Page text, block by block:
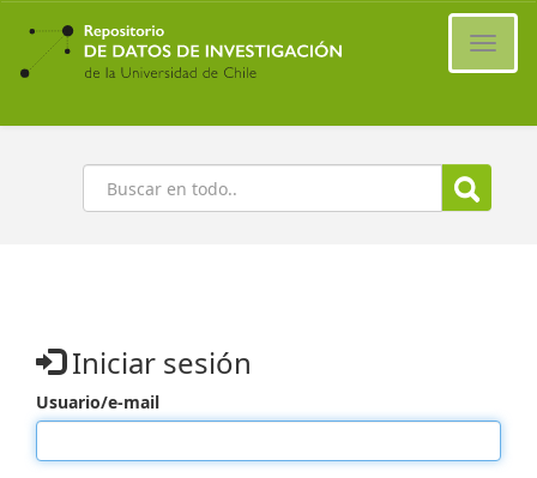
Ir
contenido
principal
Buscar
Iniciar sesión
Usuario/e-mail